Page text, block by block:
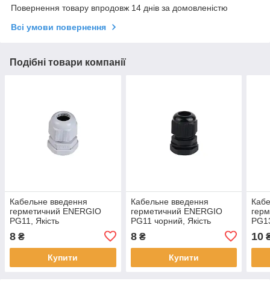
Повернення товару впродовж 14 днів за домовленістю
Всі умови повернення
Подібні товари компанії
Кабельне введення
герметичний ENERGIO
PG11, Якість
8 ₴
Купити
Кабельне введення
герметичний ENERGIO
PG11 чорний, Якість
8₴
Купити
10